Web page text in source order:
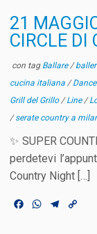
21
CIRCLE DI
con tag Ballare/
cucina italiana/
Grill del Grillo/Line/
/serate country a
✨ SUPER
perdetevi
Country Night […]
W